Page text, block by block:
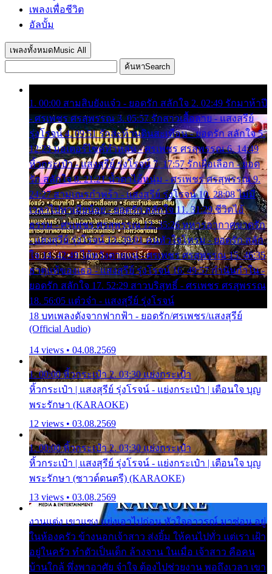
เพลงเพื่อชีวิต
อัลบั้ม
เพลงทั้งหมด Music All
ค้นหาSearch
1. 00:00 สามสิบยังแจ๋ว - ยอดรัก สลักใจ 2. 02:49 รักมาห้าปี
- ศรเพชร ศรสุพรรณ 3. 05:57 รักสาวเสื้อลาย - แสงสุรีย์
รุ่งโรจน์ 4. 09:51 รักสะท้านดินสะเทือน - ยอดรัก สลักใจ 5.
12:23 มอเตอร์ไซค์ทำหล่น - ศรเพชร ศรสุพรรณ 6. 14:49
หิ้วกระเป๋า - แสงสุรีย์ รุ่งโรจน์ 7. 17:57 รักเผื่อเลือก - ยอด
รัก สลักใจ 8. 21:21 น้ำตาไอ้หนุ่ม - ศรเพชร ศรสุพรรณ 9.
24:27 สามเณรกำพร้า - แสงสุรีย์ รุ่งโรจน์ 10. 28:08 ไม่มี
เวลาไปหาเมียน้อย - ยอดรัก สลักใจ 11. 31:29 ชีวิตไอ้
ธรรม - ศรเพชร ศรสุพรรณ 12. 35:26 ทหารอากาศขาดรัก
- แสงสุรีย์ รุ่งโรจน์ 13. 39:01 คนหัวใจโทรม - ยอดรัก สลัก
ใจ 14. 42:49 ไอ้หวังตายแน่ - ศรเพชร ศรสุพรรณ 15. 46:35
ธาตุแท้ของเธอ - แสงสุรีย์ รุ่งโรจน์ 16. 49:57 กำนันกำใน -
ยอดรัก สลักใจ 17. 52:29 สาวบริสุทธิ์ - ศรเพชร ศรสุพรรณ
18. 56:05 แต๋วจ๋า - แสงสุรีย์ รุ่งโรจน์
18 บทเพลงดังจากฟากฟ้า - ยอดรัก/ศรเพชร/แสงสุรีย์
(Official Audio)
14 views • 04.08.2569
1. 00:00 หิ้วกระเป๋า 2. 03:30 แย่งกระเป๋า
หิ้วกระเป๋า | แสงสุรีย์ รุ่งโรจน์ - แย่งกระเป๋า | เตือนใจ บุญ
พระรักษา (KARAOKE)
12 views • 03.08.2569
1. 00:00 หิ้วกระเป๋า 2. 03:30 แย่งกระเป๋า
หิ้วกระเป๋า | แสงสุรีย์ รุ่งโรจน์ - แย่งกระเป๋า | เตือนใจ บุญ
พระรักษา (ซาวด์ดนตรี) (KARAOKE)
13 views • 03.08.2569
งานแต่ง เขาแซง แย่งเอาไปก่อน หัวใจอาวรณ์ มาซ่อน อยู่
ในห้องครัว ข้างนอกเจ้าสาว ส่งยิ้ม ให้คนไปทั่ว แต่เรา เฝ้า
อยู่ในครัว ทำตัวเป็นเด็ก ล้างจาน ในเมื่อ เจ้าสาว คือคน
บ้านใกล้ พึ่งพาอาศัย จำใจ ต้องไปช่วยงาน พอถึงเวลา เขา